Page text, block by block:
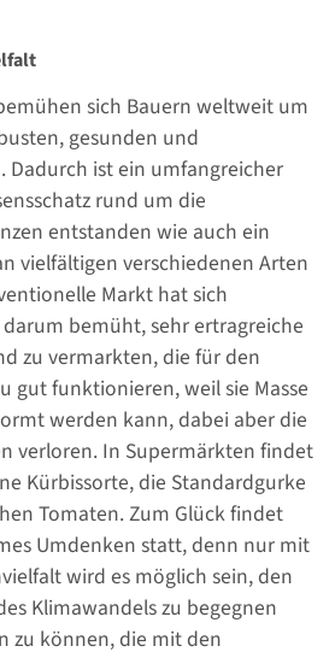
sich Bauern weltweit um
gesunden und
Dadurch ist ein umfangreicher
rund um die
entstanden wie auch ein
vielfältigen verschiedenen Arten
Markt hat sich
bemüht, sehr ertragreiche
zu vermarkten, die für den
gut funktionieren, weil sie Masse
werden kann, dabei aber die
verloren. In Supermärkten findet
Kürbissorte, die Standardgurke
Tomaten. Zum Glück findet
Umdenken statt, denn nur mit
wird es möglich sein, den
Klimawandels zu begegnen
zu können, die mit den